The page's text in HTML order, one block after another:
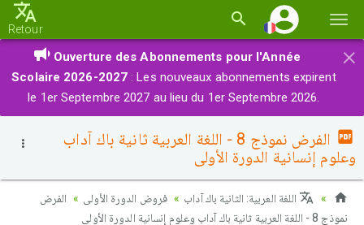
la
Retour
×
Ouverture des Abonnements pour l'Année
Scolaire 2026-2027 : Les nouveaux abonnements expirent
le 1er Septembre 2027 au lieu du 1er Septembre 2026.
الفرض نموذج 8 - اللغة العربية ثانية باك آداب
وعلوم إنسانية الدورة الأولى
اللغة العربية: الثانية باك آداب فروض الدورة الأولى
الفرض
نموذج 8 - اللغة العربية ثانية باك آداب وعلوم إنسانية الدورة الأولى